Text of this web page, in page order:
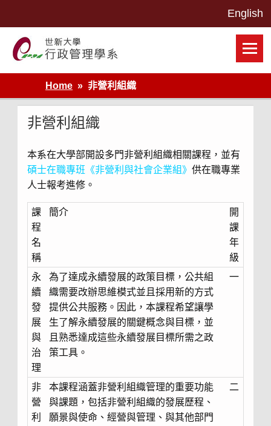
世新大學行政管理學系網站
Home
非營利組織
非營利組織
本系在大學部開設多門非營利組織相關課程，並有
碩士在職專班《非營利與社會企業組》 供在職專業
人士報考進修。
課
程
名
稱
簡介
開
課
年
級
永
續
發
展
與
治
理
為了達成永續發展的政策目標，公共組
織需要改辦思維模式並且採用新的方式
提供公共服務。因此，本課程希望讓學
生了解永續發展的關鍵概念與目標，並
且熟悉達成這些永續發展目標所需之政
策工具。
一
非
營
利
本課程涵蓋非營利組織管理的重要功能
與課題，包括非營利組織的發展歷程、
願景與使命、經營與管理、與其他部門
二